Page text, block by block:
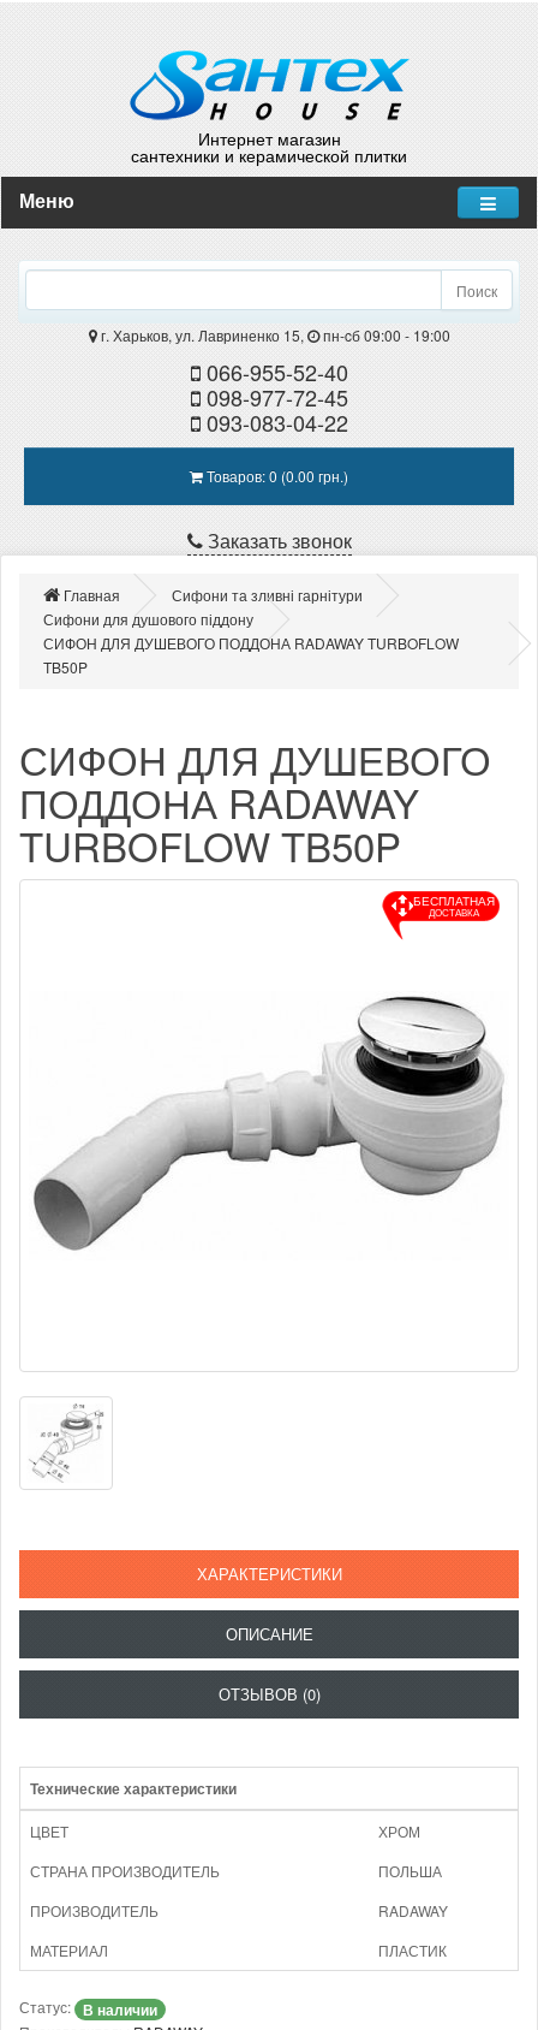
Интернет магазин
сантехники и керамической плитки
Меню
Поиск
г. Харьков, ул. Лавриненко 15, пн-cб 09:00 - 19:00
066-955-52-40
098-977-72-45
093-083-04-22
Товаров: 0 (0.00 грн.)
Заказать звонок
Главная
Сифони та зливні гарнітури
Сифони для душового піддону
СИФОН ДЛЯ ДУШЕВОГО ПОДДОНА RADAWAY TURBOFLOW
TB50P
СИФОН ДЛЯ ДУШЕВОГО
ПОДДОНА RADAWAY
TURBOFLOW TB50P
БЕСПЛАТНАЯ
ДОСТАВКА
ХАРАКТЕРИСТИКИ
ОПИСАНИЕ
ОТЗЫВОВ (0)
Технические характеристики
ЦВЕТ
ХРОМ
СТРАНА ПРОИЗВОДИТЕЛЬ
ПОЛЬША
ПРОИЗВОДИТЕЛЬ
RADAWAY
МАТЕРИАЛ
ПЛАСТИК
Статус: В наличии